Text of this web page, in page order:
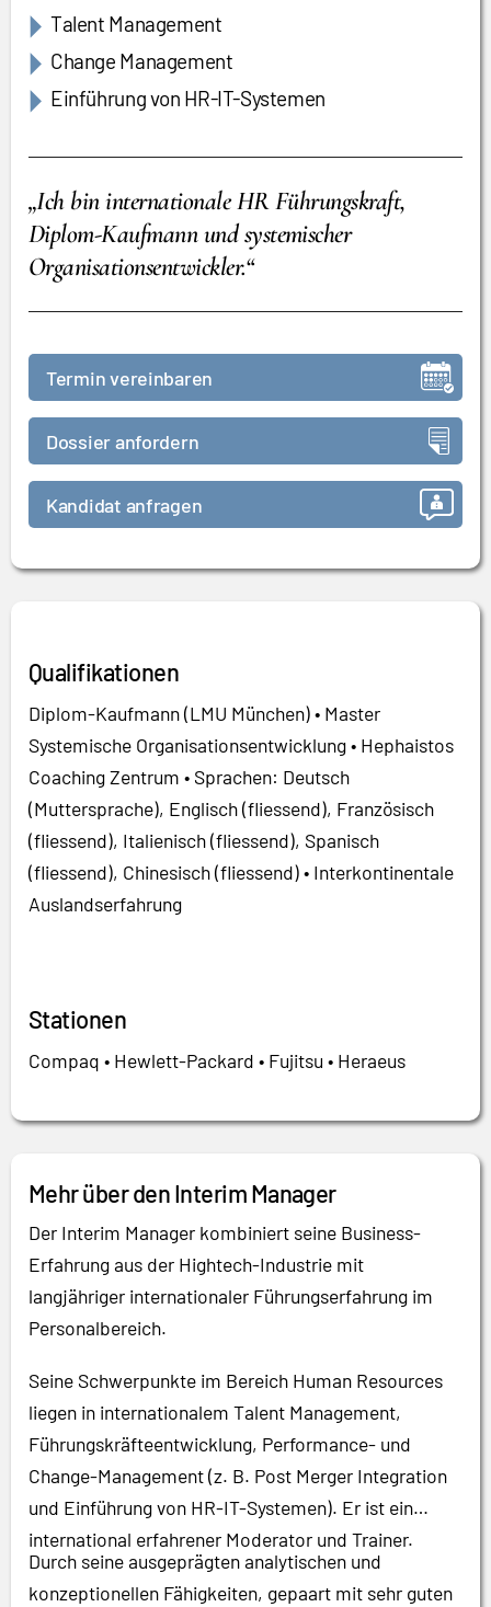
Talent Management
Change Management
Einführung von HR-IT-Systemen
„Ich bin internationale HR Führungskraft,
Diplom-Kaufmann und systemischer
Organisationsentwickler.“
Termin vereinbaren
Dossier anfordern
Kandidat anfragen
Qualifikationen
Diplom-Kaufmann (LMU München) • Master
Systemische Organisationsentwicklung • Hephaistos
Coaching Zentrum • Sprachen: Deutsch
(Muttersprache), Englisch (fliessend), Französisch
(fliessend), Italienisch (fliessend), Spanisch
(fliessend), Chinesisch (fliessend) • Interkontinentale
Auslandserfahrung
Stationen
Compaq • Hewlett-Packard • Fujitsu • Heraeus
Mehr über den Interim Manager
Der Interim Manager kombiniert seine Business-
Erfahrung aus der Hightech-Industrie mit
langjähriger internationaler Führungserfahrung im
Personalbereich.
Seine Schwerpunkte im Bereich Human Resources
liegen in internationalem Talent Management,
Führungskräfteentwicklung, Performance- und
Change-Management (z. B. Post Merger Integration
und Einführung von HR-IT-Systemen). Er ist ein
international erfahrener Moderator und Trainer.
Durch seine ausgeprägten analytischen und
konzeptionellen Fähigkeiten, gepaart mit sehr guten